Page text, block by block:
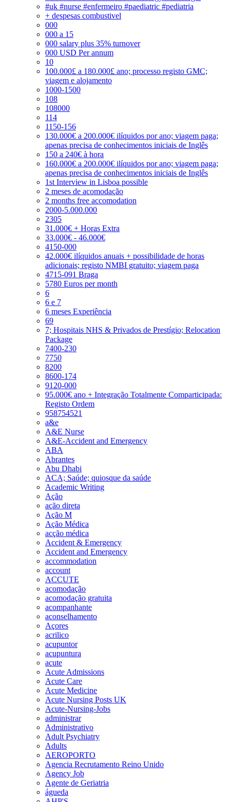
#uk #nurse #enfermeiro #paediatric #pediatria
+ despesas combustivel
000
000 a 15
000 salary plus 35% turnover
000 USD Per annum
10
100.000£ a 180.000£ ano; processo registo GMC;
viagem e alojamento
1000-1500
108
108000
114
1150-156
130.000€ a 200.000€ ilíquidos por ano; viagem paga;
apenas precisa de conhecimentos iniciais de Inglês
150 a 240€ à hora
160.000€ a 200.000€ ilíquidos por ano; viagem paga;
apenas precisa de conhecimentos iniciais de Inglês
1st Interview in Lisboa possible
2 meses de acomodação
2 months free accomodation
2000-5.000.000
2305
31.000€ + Horas Extra
33.000€ - 46.000€
4150-000
42.000€ ilíquidos anuais + possibilidade de horas
adicionais; registo NMBI gratuito; viagem paga
4715-091 Braga
5780 Euros per month
6
6 e 7
6 meses Experiência
69
7; Hospitais NHS & Privados de Prestígio; Relocation
Package
7400-230
7750
8200
8600-174
9120-000
95.000€ ano + Integração Totalmente Comparticipada:
Registo Ordem
958754521
a&e
A&E Nurse
A&E-Accident and Emergency
ABA
Abrantes
Abu Dhabi
ACA; Saúde; quiosque da saúde
Academic Writing
Ação
ação direta
Ação M
Ação Médica
acção médica
Accident & Emergency
Accident and Emergency
accommodation
account
ACCUTE
acomodação
acomodação gratuita
acompanhante
aconselhamento
Açores
acrilico
acupuntor
acupuntura
acute
Acute Admissions
Acute Care
Acute Medicine
Acute Nursing Posts UK
Acute-Nursing-Jobs
administrar
Administrativo
Adult Psychiatry
Adults
AEROPORTO
Agencia Recrutamento Reino Unido
Agency Job
Agente de Geriatria
águeda